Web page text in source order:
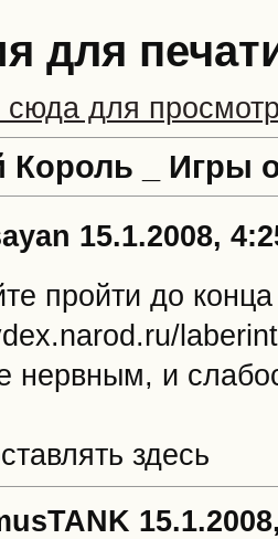
для
для
Король _ Игры
15.1.2008,
пройти до конца
laberint
нервным, и
здесь